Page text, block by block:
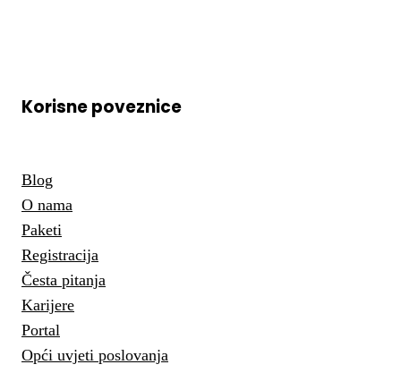
Korisne poveznice
Blog
O nama
Paketi
Registracija
Česta pitanja
Karijere
Portal
Opći uvjeti poslovanja